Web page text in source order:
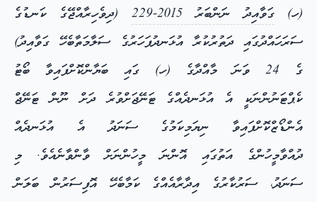
(ހ)ގަވާއިދު ނަންބަރު 2015-229
(ދިވެހިރާއްޖޭގެ ކަނޑުގެ
ސަރަހައްދުގައި ދަތުރުކުރާ އުޅަނދުފަހަރުގެ ސަލާމަތާބެހޭ ގަވާއިދު)
ގެ 24 ވަނަ މާއްދާގެ (ހ) ގައި ބަޔާންކޮށްފައިވާ ބޯޓު
ކެޕްޓަނުންނަކީ އެ އުޅަނދެއްގެ ޓަނޭޖަށްވުރެ ދަށް ނޫން ޓަނޭޖް
އެންޑޯޒްކޮށްފައިވާ ނިޔަމިކަމުގެ ސަނަދު އެ އުޅަނދެއް
ދުއްވާމީހުންގެ އަތުގައި އޮންނަ މީހުންނަށް ވާންވާނެއެވެ. މި
ސަނަދު، ސަރުކާރުގެ އިދާރާއެއްގެ ކަމާބެހޭ އޮފިސަރުން ބަލަން